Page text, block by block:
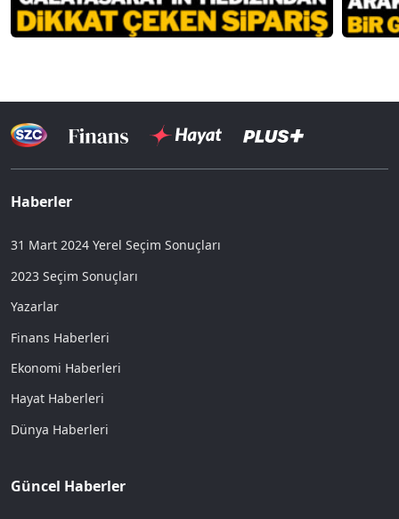
Haberler
31 Mart 2024 Yerel Seçim Sonuçları
2023 Seçim Sonuçları
Yazarlar
Finans Haberleri
Ekonomi Haberleri
Hayat Haberleri
Dünya Haberleri
Güncel Haberler